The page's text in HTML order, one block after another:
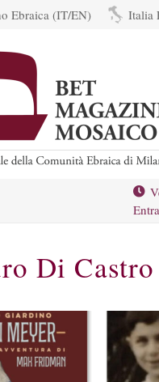
Ebraica (IT/EN) Italia
Di Castro